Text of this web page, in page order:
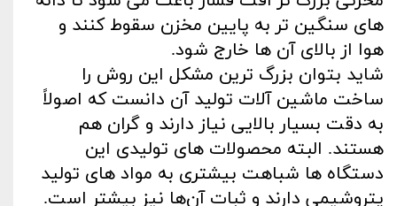
های سنگین‌ تر به پایین مخزن سقوط کنند و
هوا از بالای آن‌ ها خارج شود.
شاید بتوان بزرگ‌ ترین مشکل این روش را
ساخت ماشین‌ آلات تولید آن دانست که اصولاً
به‌ دقت بسیار بالایی نیاز دارند و گران هم
هستند. البته محصولات های تولیدی این
دستگاه‌ ها شباهت بیشتری به مواد های تولید
پتروشیمی دارند و ثبات آن‌ها نیز بیشتر است.